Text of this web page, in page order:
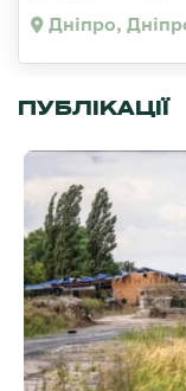
Дніпро,
ПУБЛІКАЦІЇ